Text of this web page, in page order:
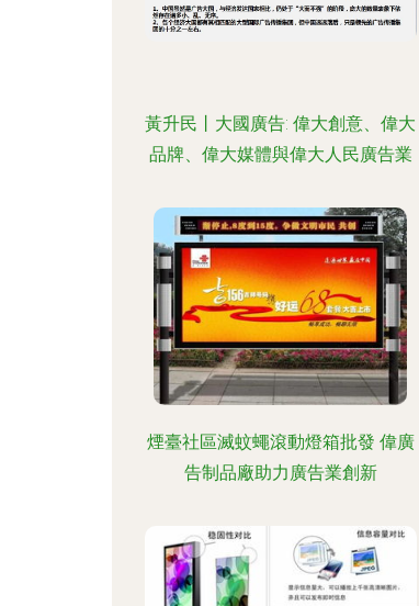
黃升民丨大國廣告: 偉大創意、偉大
品牌、偉大媒體與偉大人民廣告業
煙臺社區滅蚊蠅滾動燈箱批發 偉廣
告制品廠助力廣告業創新